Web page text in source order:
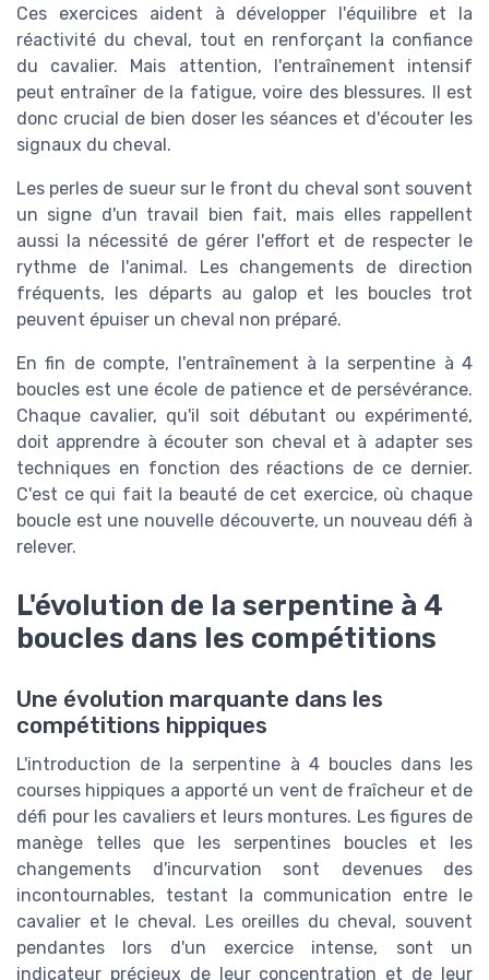
Ces exercices aident à développer l'équilibre et la
réactivité du cheval, tout en renforçant la confiance
du cavalier. Mais attention, l'entraînement intensif
peut entraîner de la fatigue, voire des blessures. Il est
donc crucial de bien doser les séances et d'écouter les
signaux du cheval.
Les perles de sueur sur le front du cheval sont souvent
un signe d'un travail bien fait, mais elles rappellent
aussi la nécessité de gérer l'effort et de respecter le
rythme de l'animal. Les changements de direction
fréquents, les départs au galop et les boucles trot
peuvent épuiser un cheval non préparé.
En fin de compte, l'entraînement à la serpentine à 4
boucles est une école de patience et de persévérance.
Chaque cavalier, qu'il soit débutant ou expérimenté,
doit apprendre à écouter son cheval et à adapter ses
techniques en fonction des réactions de ce dernier.
C'est ce qui fait la beauté de cet exercice, où chaque
boucle est une nouvelle découverte, un nouveau défi à
relever.
L'évolution de la serpentine à 4
boucles dans les compétitions
Une évolution marquante dans les
compétitions hippiques
L'introduction de la serpentine à 4 boucles dans les
courses hippiques a apporté un vent de fraîcheur et de
défi pour les cavaliers et leurs montures. Les figures de
manège telles que les serpentines boucles et les
changements d'incurvation sont devenues des
incontournables, testant la communication entre le
cavalier et le cheval. Les oreilles du cheval, souvent
pendantes lors d'un exercice intense, sont un
indicateur précieux de leur concentration et de leur